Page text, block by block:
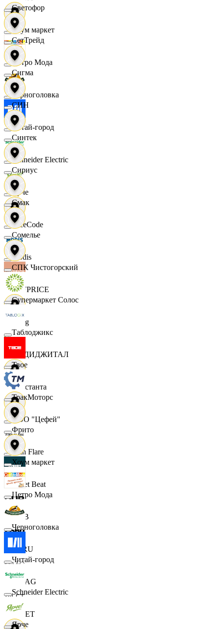
Хоум маркет
Цетро Мода
Черноголовка
Читай-город
Schneider Electric
Ярче
FaceCode
Modis
OFFPRICE
string
X5 ДИДЖИТАЛ
Константа
ООО "Цефей"
Finn Flare
Street Beat
DUB
ECRU
MAAG
VILET
Светофор
СетТрейд
Сигма
СИН
Синтек
Сириус
Смак
Сомелье
СПК Чистогорский
Супермаркет Солос
Таблоджикс
Твое
ТракМоторс
Фрито
Хоум маркет
Цетро Мода
Черноголовка
Читай-город
Schneider Electric
Ярче